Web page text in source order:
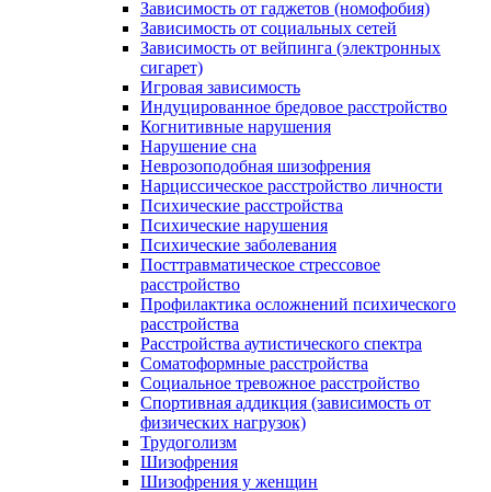
Зависимость от гаджетов (номофобия)
Зависимость от социальных сетей
Зависимость от вейпинга (электронных
сигарет)
Игровая зависимость
Индуцированное бредовое расстройство
Когнитивные нарушения
Нарушение сна
Неврозоподобная шизофрения
Нарциссическое расстройство личности
Психические расстройства
Психические нарушения
Психические заболевания
Посттравматическое стрессовое
расстройство
Профилактика осложнений психического
расстройства
Расстройства аутистического спектра
Соматоформные расстройства
Социальное тревожное расстройство
Спортивная аддикция (зависимость от
физических нагрузок)
Трудоголизм
Шизофрения
Шизофрения у женщин